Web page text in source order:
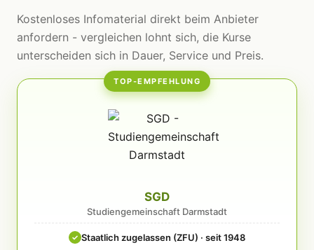
Kostenloses Infomaterial direkt beim Anbieter
anfordern - vergleichen lohnt sich, die Kurse
unterscheiden sich in Dauer, Service und Preis.
TOP-EMPFEHLUNG
SGD
Studiengemeinschaft Darmstadt
✓ Staatlich zugelassen (ZFU) · seit 1948